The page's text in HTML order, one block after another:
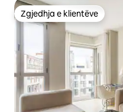
Zgjedhja e klientëve
Zgjedhja e klientëve